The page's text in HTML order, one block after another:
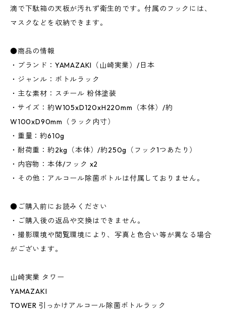
滴で下駄箱の天板が汚れず衛生的です。付属のフックには、
マスクなどを収納できます。
●商品の情報
・ブランド：YAMAZAKI（山崎実業）/日本
・ジャンル：ボトルラック
・主な素材：スチール 粉体塗装
・サイズ：約W105xD120xH220mm（本体）/約
W100xD90mm（ラック内寸）
・重量：約610g
・耐荷重：約2kg（本体）/約250g（フック1つあたり）
・内容物：本体/フック x2
・その他：アルコール除菌ボトルは付属しておりません。
●ご購入前にお読みください
・ご購入後の返品や交換はできません。
・撮影環境や閲覧環境により、写真と色合い等が異なる場合
がございます。
山崎実業 タワー
YAMAZAKI
TOWER 引っかけアルコール除菌ボトルラック